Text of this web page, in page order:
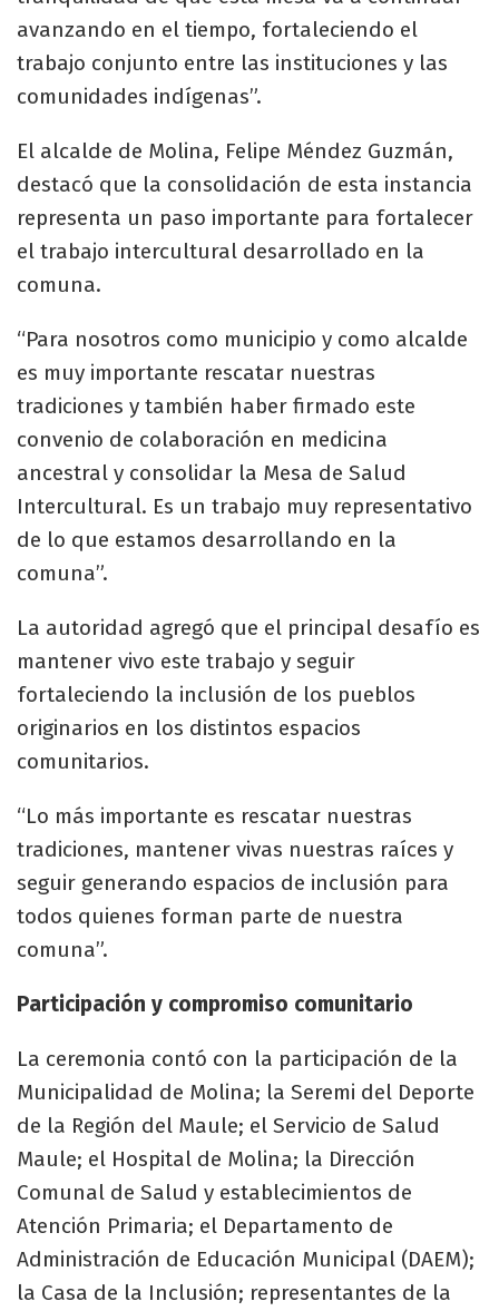
avanzando en el tiempo, fortaleciendo el
trabajo conjunto entre las instituciones y las
comunidades indígenas”.
El alcalde de Molina, Felipe Méndez Guzmán,
destacó que la consolidación de esta instancia
representa un paso importante para fortalecer
el trabajo intercultural desarrollado en la
comuna.
“Para nosotros como municipio y como alcalde
es muy importante rescatar nuestras
tradiciones y también haber firmado este
convenio de colaboración en medicina
ancestral y consolidar la Mesa de Salud
Intercultural. Es un trabajo muy representativo
de lo que estamos desarrollando en la
comuna”.
La autoridad agregó que el principal desafío es
mantener vivo este trabajo y seguir
fortaleciendo la inclusión de los pueblos
originarios en los distintos espacios
comunitarios.
“Lo más importante es rescatar nuestras
tradiciones, mantener vivas nuestras raíces y
seguir generando espacios de inclusión para
todos quienes forman parte de nuestra
comuna”.
Participación y compromiso comunitario
La ceremonia contó con la participación de la
Municipalidad de Molina; la Seremi del Deporte
de la Región del Maule; el Servicio de Salud
Maule; el Hospital de Molina; la Dirección
Comunal de Salud y establecimientos de
Atención Primaria; el Departamento de
Administración de Educación Municipal (DAEM);
la Casa de la Inclusión; representantes de la